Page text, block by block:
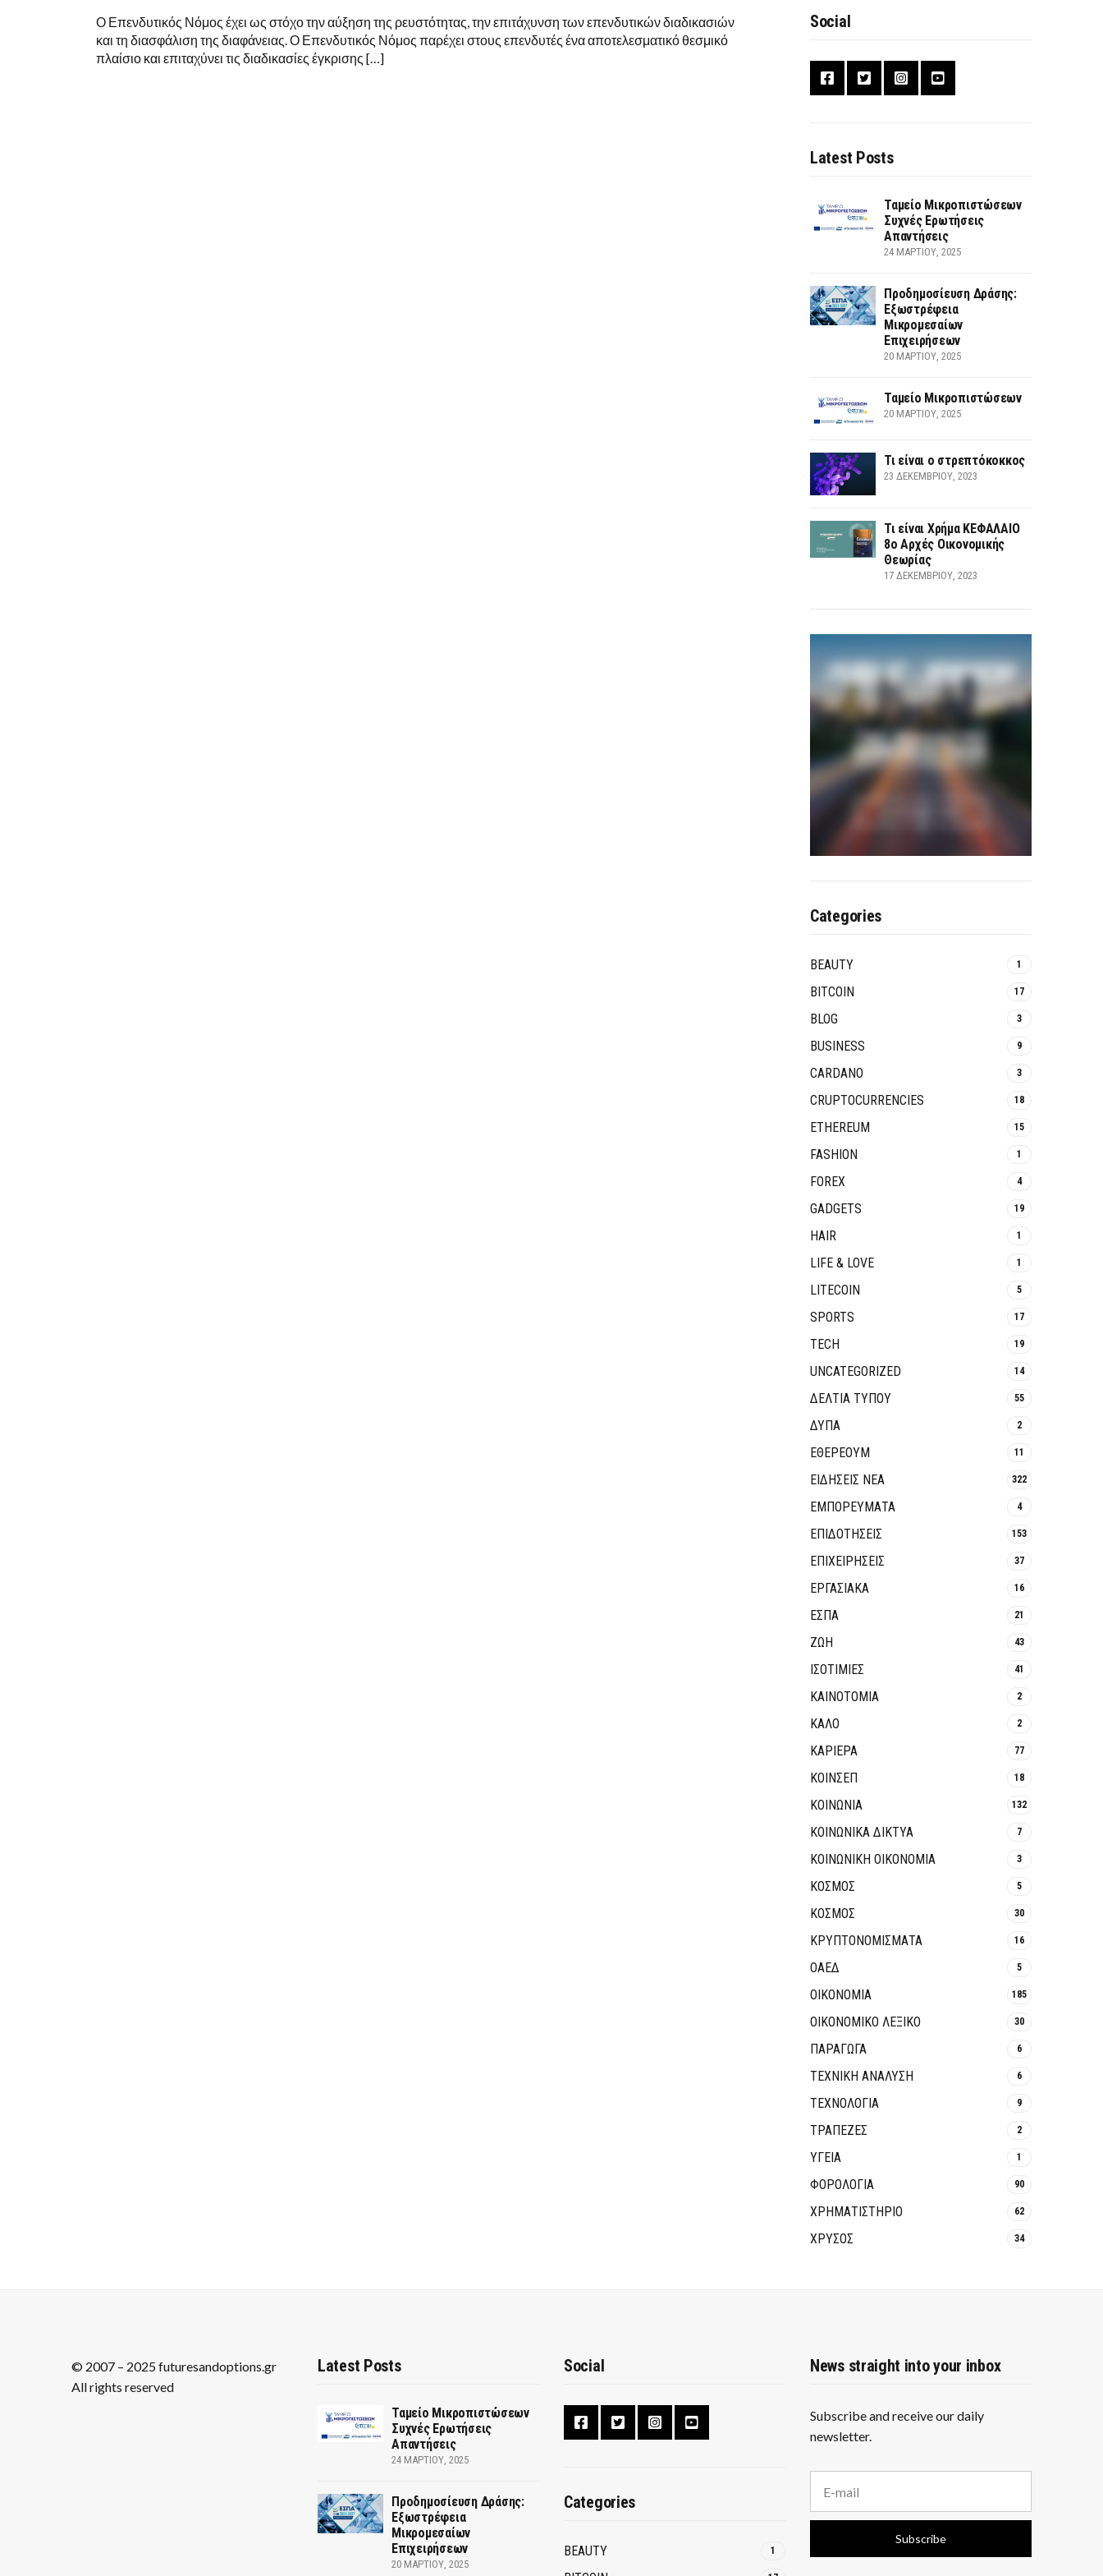
Ο Επενδυτικός Νόμος έχει ως στόχο την αύξηση της ρευστότητας, την επιτάχυνση των επενδυτικών διαδικασιών
και τη διασφάλιση της διαφάνειας. Ο Επενδυτικός Νόμος παρέχει στους επενδυτές ένα αποτελεσματικό θεσμικό
πλαίσιο και επιταχύνει τις διαδικασίες έγκρισης […]
Social
Latest Posts
Ταμείο Μικροπιστώσεων
Συχνές Ερωτήσεις
Απαντήσεις
24 ΜΑΡΤΊΟΥ, 2025
Προδημοσίευση Δράσης:
Εξωστρέφεια
Μικρομεσαίων
Επιχειρήσεων
20 ΜΑΡΤΊΟΥ, 2025
Ταμείο Μικροπιστώσεων
20 ΜΑΡΤΊΟΥ, 2025
Τι είναι ο στρεπτόκοκκος
23 ΔΕΚΕΜΒΡΊΟΥ, 2023
Τι είναι Χρήμα ΚΕΦΑΛΑΙΟ
8ο Αρχές Οικονομικής
Θεωρίας
17 ΔΕΚΕΜΒΡΊΟΥ, 2023
Categories
BEAUTY 1
BITCOIN 17
BLOG 3
BUSINESS 9
CARDANO 3
CRUPTOCURRENCIES 18
ETHEREUM 15
FASHION 1
FOREX 4
GADGETS 19
HAIR 1
LIFE & LOVE 1
LITECOIN 5
SPORTS 17
TECH 19
UNCATEGORIZED 14
ΔΕΛΤΙΑ ΤΥΠΟΥ 55
ΔΥΠΑ 2
ΕΘΈΡΕΟΥΜ 11
ΕΙΔΗΣΕΙΣ ΝΕΑ 322
ΕΜΠΟΡΕΥΜΑΤΑ 4
ΕΠΙΔΟΤΗΣΕΙΣ 153
ΕΠΙΧΕΙΡΗΣΕΙΣ 37
ΕΡΓΑΣΙΑΚΑ 16
ΕΣΠΑ 21
ΖΩΗ 43
ΙΣΟΤΙΜΙΕΣ 41
ΚΑΙΝΟΤΟΜΊΑ 2
ΚΑΛΟ 2
ΚΑΡΙΕΡΑ 77
ΚΟΙΝΣΕΠ 18
ΚΟΙΝΩΝΙΑ 132
ΚΟΙΝΩΝΙΚΆ ΔΊΚΤΥΑ 7
ΚΟΙΝΩΝΙΚΉ ΟΙΚΟΝΟΜΊΑ 3
ΚΟΣΜΟΣ 5
ΚΟΣΜΟΣ 30
ΚΡΥΠΤΟΝΟΜΊΣΜΑΤΑ 16
ΟΑΕΔ 5
ΟΙΚΟΝΟΜΙΑ 185
ΟΙΚΟΝΟΜΙΚΟ ΛΕΞΙΚΟ 30
ΠΑΡΑΓΩΓΑ 6
ΤΕΧΝΙΚΗ ΑΝΑΛΥΣΗ 6
ΤΕΧΝΟΛΟΓΙΑ 9
ΤΡΆΠΕΖΕΣ 2
ΥΓΕΙΑ 1
ΦΟΡΟΛΟΓΙΑ 90
ΧΡΗΜΑΤΙΣΤΗΡΙΟ 62
ΧΡΥΣΟΣ 34
© 2007 – 2025 futuresandoptions.gr
All rights reserved
Latest Posts
Ταμείο Μικροπιστώσεων
Συχνές Ερωτήσεις
Απαντήσεις
24 ΜΑΡΤΊΟΥ, 2025
Προδημοσίευση Δράσης:
Εξωστρέφεια
Μικρομεσαίων
Επιχειρήσεων
20 ΜΑΡΤΊΟΥ, 2025
Social
Categories
BEAUTY 1
News straight into your inbox
Subscribe and receive our daily
newsletter.
a
i
a
Subscribe